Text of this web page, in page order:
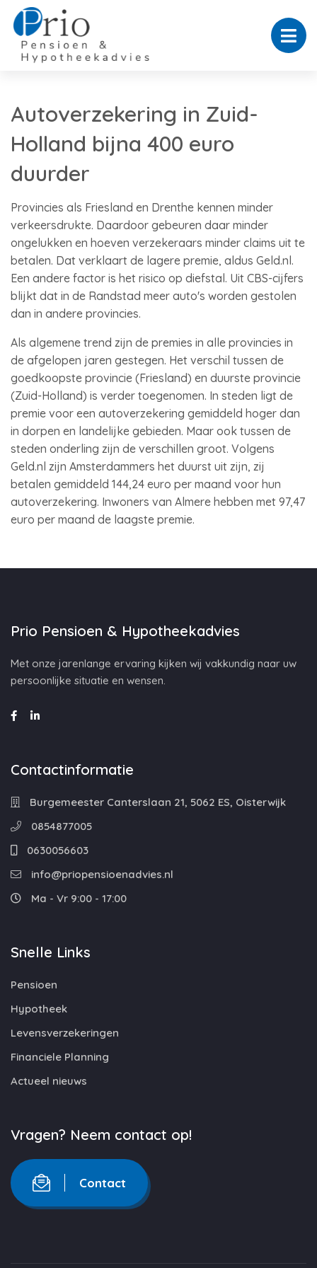
Autoverzekering in Zuid-
Holland bijna 400 euro
duurder
Provincies als Friesland en Drenthe kennen minder
verkeersdrukte. Daardoor gebeuren daar minder
ongelukken en hoeven verzekeraars minder claims uit te
betalen. Dat verklaart de lagere premie, aldus Geld.nl.
Een andere factor is het risico op diefstal. Uit CBS-cijfers
blijkt dat in de Randstad meer auto's worden gestolen
dan in andere provincies.
Als algemene trend zijn de premies in alle provincies in
de afgelopen jaren gestegen. Het verschil tussen de
goedkoopste provincie (Friesland) en duurste provincie
(Zuid-Holland) is verder toegenomen. In steden ligt de
premie voor een autoverzekering gemiddeld hoger dan
in dorpen en landelijke gebieden. Maar ook tussen de
steden onderling zijn de verschillen groot. Volgens
Geld.nl zijn Amsterdammers het duurst uit zijn, zij
betalen gemiddeld 144,24 euro per maand voor hun
autoverzekering. Inwoners van Almere hebben met 97,47
euro per maand de laagste premie.
Prio Pensioen & Hypotheekadvies
Met onze jarenlange ervaring kijken wij vakkundig naar uw
persoonlijke situatie en wensen.
Contactinformatie
Burgemeester Canterslaan 21, 5062 ES, Oisterwijk
0854877005
0630056603
info@priopensioenadvies.nl
Ma - Vr 9:00 - 17:00
Snelle Links
Pensioen
Hypotheek
Levensverzekeringen
Financiele Planning
Actueel nieuws
Vragen? Neem contact op!
Contact